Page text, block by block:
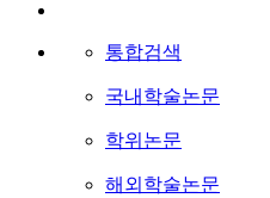
통합검색
국내학술논문
학위논문
해외학술논문